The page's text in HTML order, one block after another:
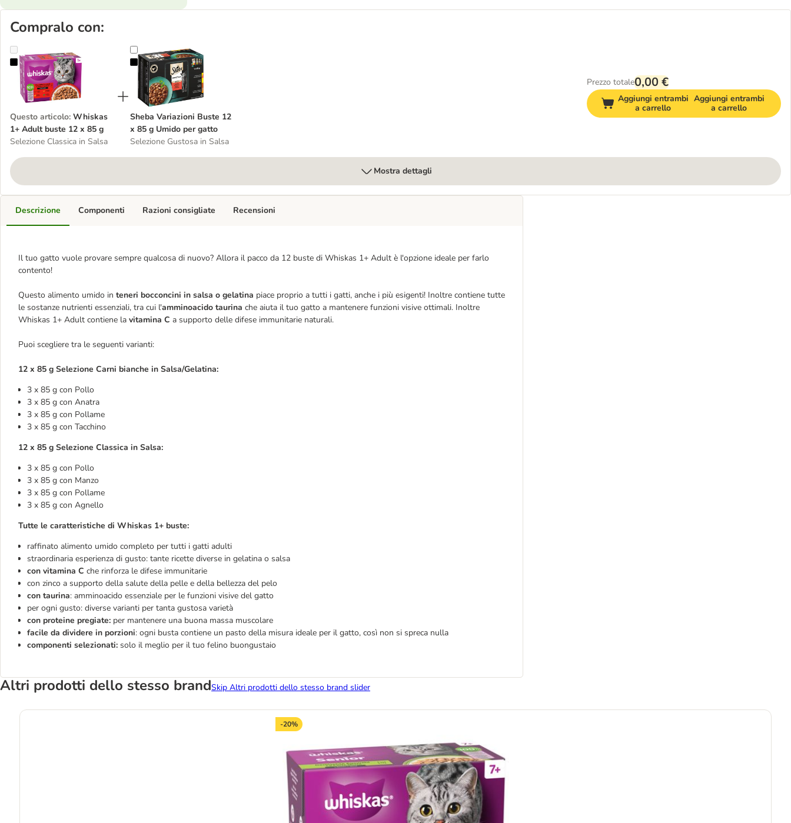
Compralo con:
Whiskas 1+ Adult buste 12 x 85 g
Questo articolo: Whiskas
1+ Adult buste 12 x 85 g
Selezione Classica in Salsa
Sheba Variazioni Buste 12 x 85 g Umido per gatto
Sheba Variazioni Buste 12
x 85 g Umido per gatto
Selezione Gustosa in Salsa
Prezzo totale0,00 €
Aggiungi entrambi
a carrello
Aggiungi entrambi
a carrello
Mostra dettagli
Descrizione
Il tuo gatto vuole provare sempre qualcosa di nuovo? Allora il pacco da 12 buste di Whiskas 1+ Adult è l'opzione ideale per farlo
contento!
Questo alimento umido in teneri bocconcini in salsa o gelatina piace proprio a tutti i gatti, anche i più esigenti! Inoltre contiene tutte
le sostanze nutrienti essenziali, tra cui l'amminoacido taurina che aiuta il tuo gatto a mantenere funzioni visive ottimali. Inoltre
Whiskas 1+ Adult contiene la vitamina C a supporto delle difese immunitarie naturali.
Puoi scegliere tra le seguenti varianti:
12 x 85 g Selezione Carni bianche in Salsa/Gelatina:
3 x 85 g con Pollo
3 x 85 g con Anatra
3 x 85 g con Pollame
3 x 85 g con Tacchino
12 x 85 g Selezione Classica in Salsa:
3 x 85 g con Pollo
3 x 85 g con Manzo
3 x 85 g con Pollame
3 x 85 g con Agnello
Tutte le caratteristiche di Whiskas 1+ buste:
raffinato alimento umido completo per tutti i gatti adulti
straordinaria esperienza di gusto: tante ricette diverse in gelatina o salsa
con vitamina C che rinforza le difese immunitarie
con zinco a supporto della salute della pelle e della bellezza del pelo
con taurina: amminoacido essenziale per le funzioni visive del gatto
per ogni gusto: diverse varianti per tanta gustosa varietà
con proteine pregiate: per mantenere una buona massa muscolare
facile da dividere in porzioni: ogni busta contiene un pasto della misura ideale per il gatto, così non si spreca nulla
componenti selezionati: solo il meglio per il tuo felino buongustaio
Componenti Razioni consigliate Recensioni
Altri prodotti dello stesso brandSkip Altri prodotti dello stesso brand slider
-20%